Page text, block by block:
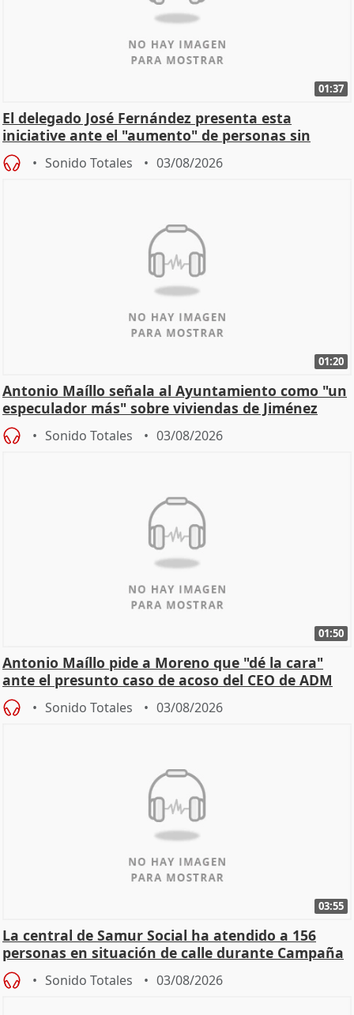
01:37
El delegado José Fernández presenta esta
iniciative ante el "aumento" de personas sin
hogar en Madri
Sonido Totales 03/08/2026
01:20
Antonio Maíllo señala al Ayuntamiento como "un
especulador más" sobre viviendas de Jiménez
Becerril
Sonido Totales 03/08/2026
01:50
Antonio Maíllo pide a Moreno que "dé la cara"
ante el presunto caso de acoso del CEO de ADM
Sonido Totales 03/08/2026
03:55
La central de Samur Social ha atendido a 156
personas en situación de calle durante Campaña
de Calor
Sonido Totales 03/08/2026